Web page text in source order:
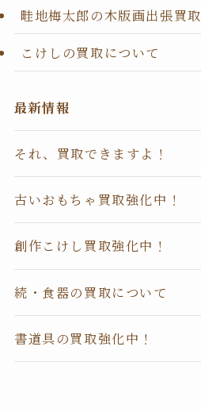
畦地梅太郎の木版画出張買取
こけしの買取について
最新情報
それ、買取できますよ！
古いおもちゃ買取強化中！
創作こけし買取強化中！
続・食器の買取について
書道具の買取強化中！